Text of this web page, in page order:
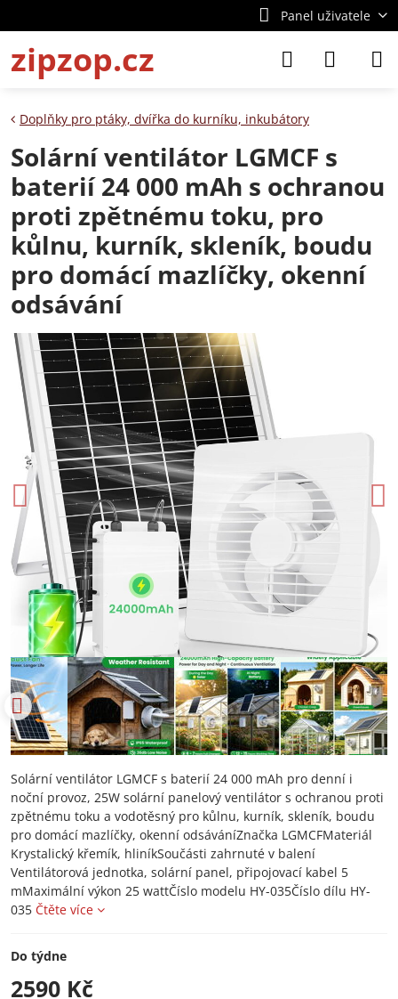
Panel uživatele
zipzop.cz
Doplňky pro ptáky, dvířka do kurníku, inkubátory
Solární ventilátor LGMCF s
baterií 24 000 mAh s ochranou
proti zpětnému toku, pro
kůlnu, kurník, skleník, boudu
pro domácí mazlíčky, okenní
odsávání
Solární ventilátor LGMCF s baterií 24 000 mAh pro denní i
noční provoz, 25W solární panelový ventilátor s ochranou proti
zpětnému toku a vodotěsný pro kůlnu, kurník, skleník, boudu
pro domácí mazlíčky, okenní odsáváníZnačka LGMCFMateriál
Krystalický křemík, hliníkSoučásti zahrnuté v balení
Ventilátorová jednotka, solární panel, připojovací kabel 5
mMaximální výkon 25 wattČíslo modelu HY-035Číslo dílu HY-
035 Čtěte více
Do týdne
2590 Kč